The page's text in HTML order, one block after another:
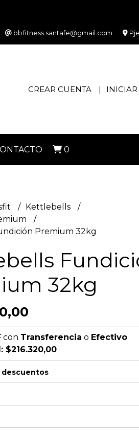
bbfitness.santafe@gmail.com
CREAR CUENTA INICIAR
0
Kettlebells
Premium 32kg
32kg
con Transferencia o Efectivo
$216.320,00
descuentos